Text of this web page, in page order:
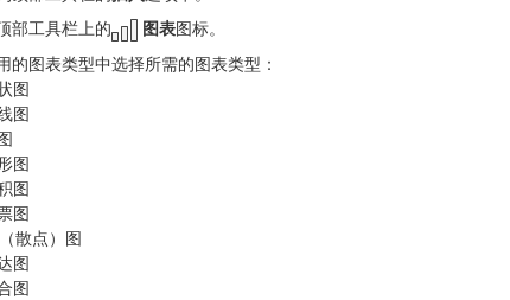
部工具栏上的
图表图标。
的图表类型中选择所需的图表类型：
图
图
图
图
图
散点）图
图
图